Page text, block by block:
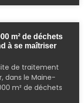
m² de déchets
à se maîtriser
de traitement
dans le Maine-
m² de déchets